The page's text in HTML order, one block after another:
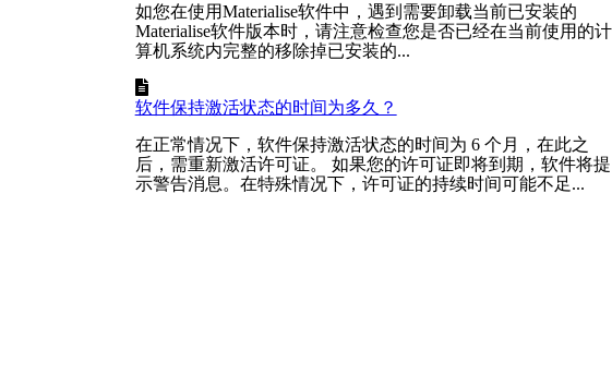
如您在使用Materialise软件中，遇到需要卸载当前已安装的
Materialise软件版本时，请注意检查您是否已经在当前使用的计
算机系统内完整的移除掉已安装的...
软件保持激活状态的时间为多久？
在正常情况下，软件保持激活状态的时间为 6 个月，在此之
后，需重新激活许可证。 如果您的许可证即将到期，软件将提
示警告消息。在特殊情况下，许可证的持续时间可能不足...